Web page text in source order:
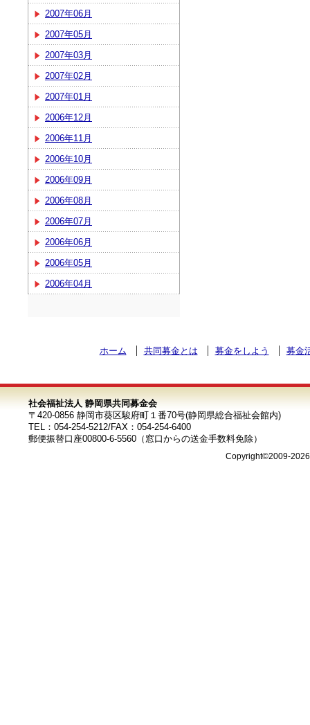
2007年06月
2007年05月
2007年03月
2007年02月
2007年01月
2006年12月
2006年11月
2006年10月
2006年09月
2006年08月
2006年07月
2006年06月
2006年05月
2006年04月
ホーム 共同募金とは 募金をしよう 募金
社会福祉法人 静岡県共同募金会
〒420-0856 静岡市葵区駿府町１番70号(静岡県総合福祉会館内)
TEL：054-254-5212/FAX：054-254-6400
郵便振替口座00800-6-5560（窓口からの送金手数料免除）
Copyright©2009-